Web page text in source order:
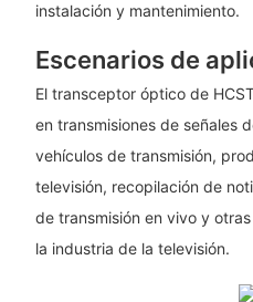
instalación y mantenimiento.
Escenarios de
El transceptor óptico de
en transmisiones de señales
vehículos de transmisión,
televisión, recopilación de
de transmisión en vivo y
la industria de la televisión.